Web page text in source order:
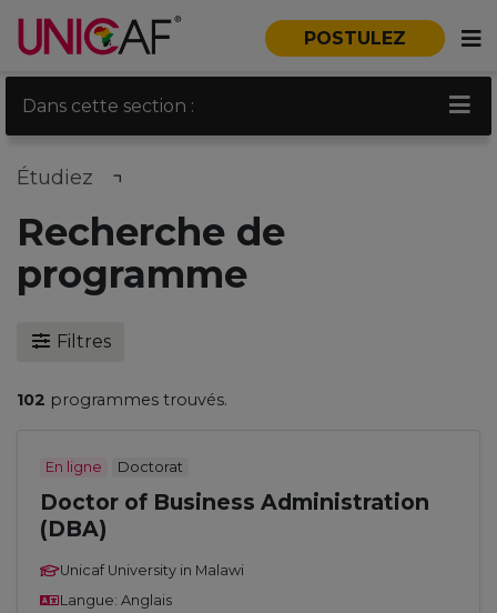
POSTULEZ
Dans cette section :
Étudiez
Recherche de
programme
Filtres
102 programmes trouvés.
En ligne Doctorat
Doctor of Business Administration
(DBA)
Unicaf University in Malawi
Langue: Anglais